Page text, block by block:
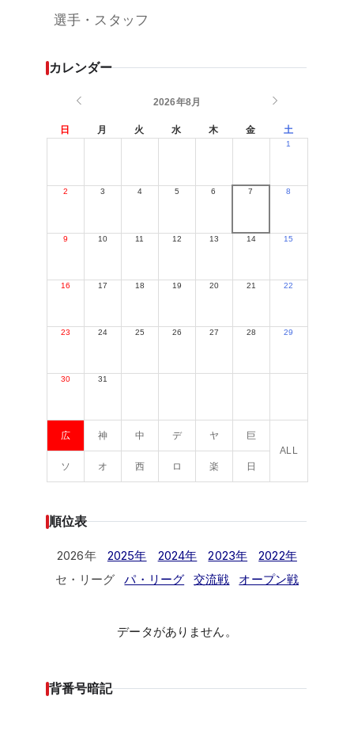
選手・スタッフ
カレンダー
2026年8月
日 月 火 水 木 金 土
1
2 3 4 5 6 7 8
9 10 11 12 13 14 15
16 17 18 19 20 21 22
23 24 25 26 27 28 29
30 31
広 神 中 デ ヤ
巨
ALL
ソ
オ 西 ロ 楽 日
順位表
2026年 2025年 2024年 2023年
2022年
セ・リーグ
パ・リーグ 交流戦 オープン戦
データがありません。
背番号暗記